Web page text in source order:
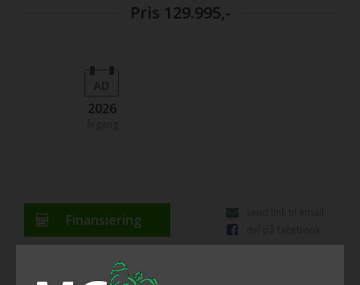
Pris 129.995,-
2026
Finansiering
&#33; Honda NC750XD – Den perfekte allrounder til